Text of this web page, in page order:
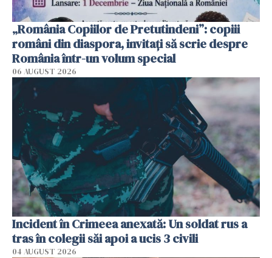
„România Copiilor de Pretutindeni”: copiii
români din diaspora, invitați să scrie despre
România într-un volum special
06 AUGUST 2026
Incident în Crimeea anexată: Un soldat rus a
tras în colegii săi apoi a ucis 3 civili
04 AUGUST 2026